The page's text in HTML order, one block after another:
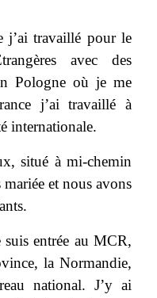
j’ai travaillé pour le
avec des
Pologne où je me
j’ai travaillé à
internationale.
situé à mi-chemin
et nous avons
entrée au MCR,
la Normandie,
national. J’y ai